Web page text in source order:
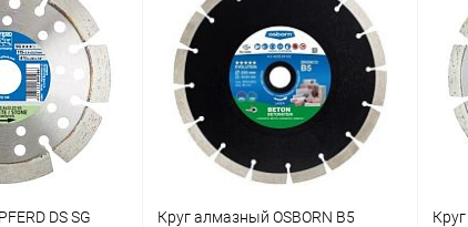
DS SG
Круг алмазный OSBORN B5